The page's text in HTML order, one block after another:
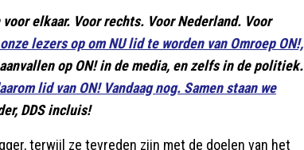
elkaar. Voor rechts. Voor Nederland. Voor
lezers op om NU lid te worden van Omroep ON!,
op ON! in de media, en zelfs in de politiek.
lid van ON! Vandaag nog. Samen staan we
DDS incluis!
terwijl ze tevreden zijn met de doelen van het